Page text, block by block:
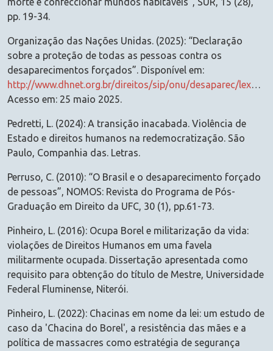
pp. 19-34.
Organização das Nações Unidas. (2025): “Declaração
sobre a proteção de todas as pessoas contra os
desaparecimentos forçados”. Disponível em:
http://www.dhnet.org.br/direitos/sip/onu/desaparec/lex71.htm
Acesso em: 25 maio 2025.
Pedretti, L. (2024): A transição inacabada. Violência de
Estado e direitos humanos na redemocratização. São
Paulo, Companhia das. Letras.
Perruso, C. (2010): “O Brasil e o desaparecimento forçado
de pessoas”, NOMOS: Revista do Programa de Pós-
Graduação em Direito da UFC, 30 (1), pp.61-73.
Pinheiro, L. (2016): Ocupa Borel e militarização da vida:
violações de Direitos Humanos em uma favela
militarmente ocupada. Dissertação apresentada como
requisito para obtenção do título de Mestre, Universidade
Federal Fluminense, Niterói.
Pinheiro, L. (2022): Chacinas em nome da lei: um estudo de
caso da 'Chacina do Borel', a resistência das mães e a
política de massacres como estratégia de segurança